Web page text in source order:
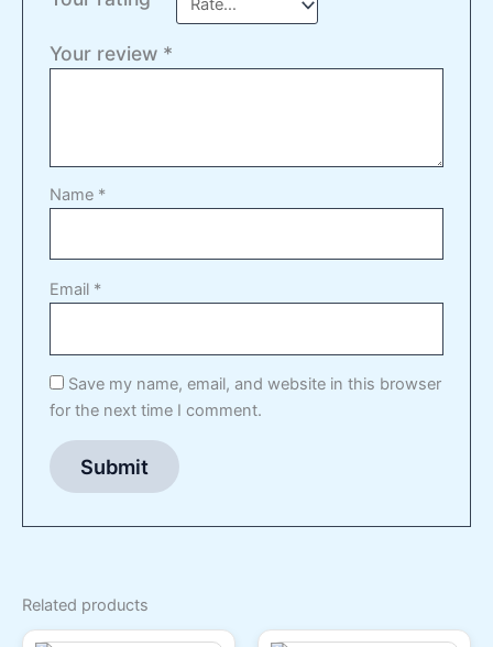
Your review *
Name *
Email *
Save my name, email, and website in this browser
for the next time I comment.
Related products